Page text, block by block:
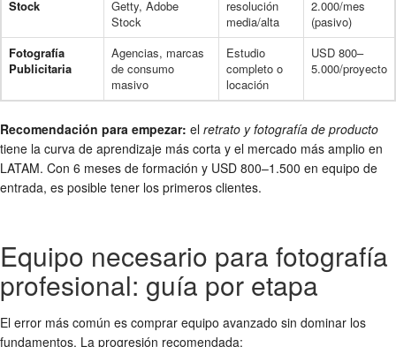
Stock
Getty, Adobe
Stock
resolución
media/alta
2.000/mes
(pasivo)
Fotografía
Publicitaria
Agencias, marcas
de consumo
masivo
Estudio
completo o
locación
USD 800–
5.000/proyecto
Recomendación para empezar: el retrato y fotografía de producto
tiene la curva de aprendizaje más corta y el mercado más amplio en
LATAM. Con 6 meses de formación y USD 800–1.500 en equipo de
entrada, es posible tener los primeros clientes.
Equipo necesario para fotografía
profesional: guía por etapa
El error más común es comprar equipo avanzado sin dominar los
fundamentos. La progresión recomendada: